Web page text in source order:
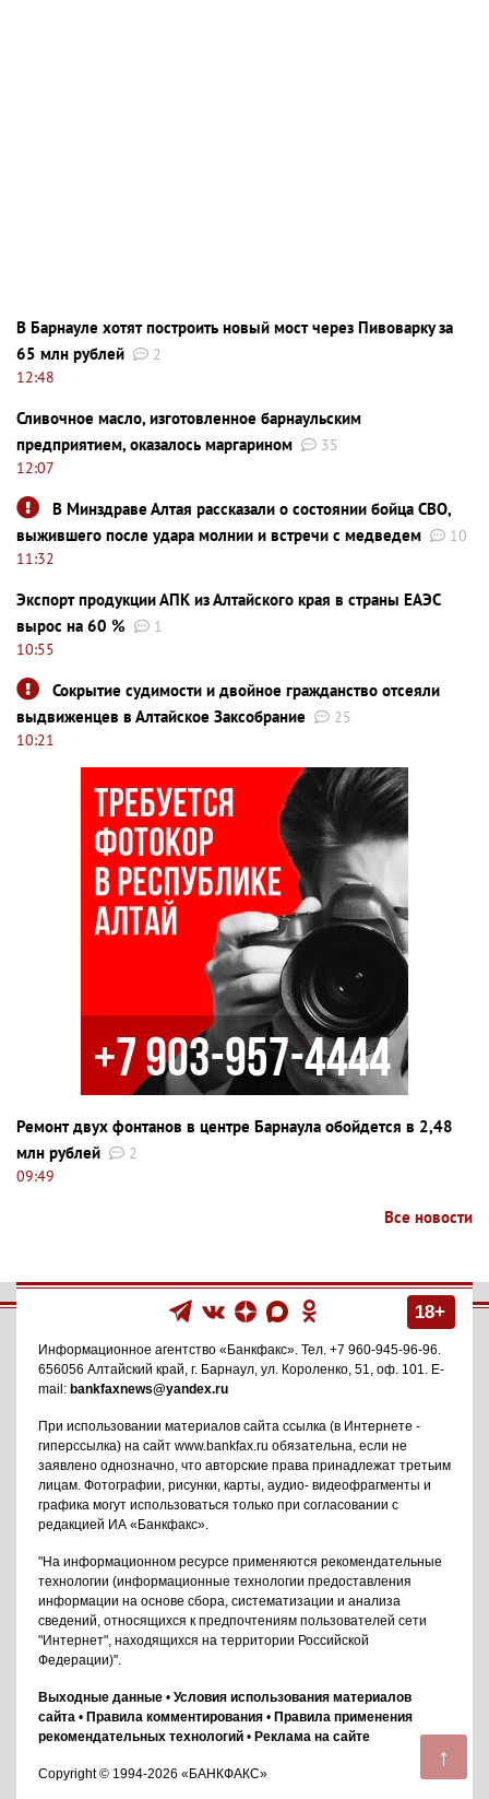
↑
В Барнауле хотят построить новый мост через Пивоварку за
65 млн рублей
2
12:48
Сливочное масло, изготовленное барнаульским
предприятием, оказалось маргарином
35
12:07
В Минздраве Алтая рассказали о состоянии бойца СВО,
выжившего после удара молнии и встречи с медведем
10
11:32
Экспорт продукции АПК из Алтайского края в страны ЕАЭС
вырос на 60 %
1
10:55
Сокрытие судимости и двойное гражданство отсеяли
выдвиженцев в Алтайское Заксобрание
25
10:21
Ремонт двух фонтанов в центре Барнаула обойдется в 2,48
млн рублей
2
09:49
Все новости
18+
Информационное агентство «Банкфакс». Тел. +7 960-945-96-96.
656056 Алтайский край, г. Барнаул, ул. Короленко, 51, оф. 101. E-
mail: bankfaxnews@yandex.ru
При использовании материалов сайта ссылка (в Интернете -
гиперссылка) на сайт www.bankfax.ru обязательна, если не
заявлено однозначно, что авторские права принадлежат третьим
лицам. Фотографии, рисунки, карты, аудио- видеофрагменты и
графика могут использоваться только при согласовании с
редакцией ИА «Банкфакс».
"На информационном ресурсе применяются рекомендательные
технологии (информационные технологии предоставления
информации на основе сбора, систематизации и анализа
сведений, относящихся к предпочтениям пользователей сети
"Интернет", находящихся на территории Российской
Федерации)".
Выходные данные • Условия использования материалов
сайта • Правила комментирования • Правила применения
рекомендательных технологий • Реклама на сайте
Copyright © 1994-2026 «БАНКФАКС»